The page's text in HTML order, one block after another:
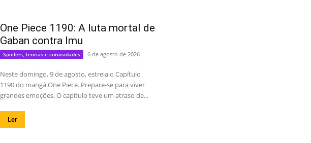
One Piece 1190: A luta mortal de
Gaban contra Imu
Spoilers, teorias e curiosidades 6 de agosto de 2026
Neste domingo, 9 de agosto, estreia o Capítulo
1190 do mangá One Piece. Prepare-se para viver
grandes emoções. O capítulo teve um atraso de...
Ler